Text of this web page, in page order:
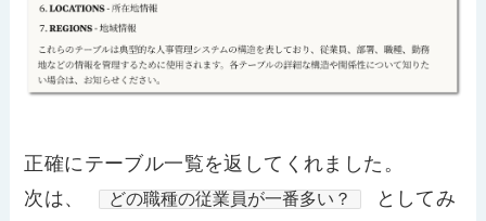
正確にテーブル一覧を返してくれました。
次は、
どの職種の従業員が一番多い？
としてみ